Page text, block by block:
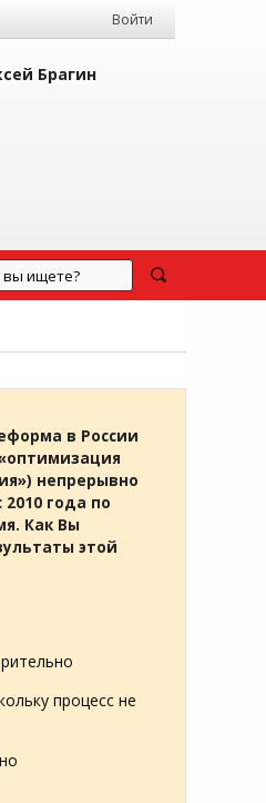
Войти
Брагин
в России
непрерывно
года по
Как Вы
этой
процесс не